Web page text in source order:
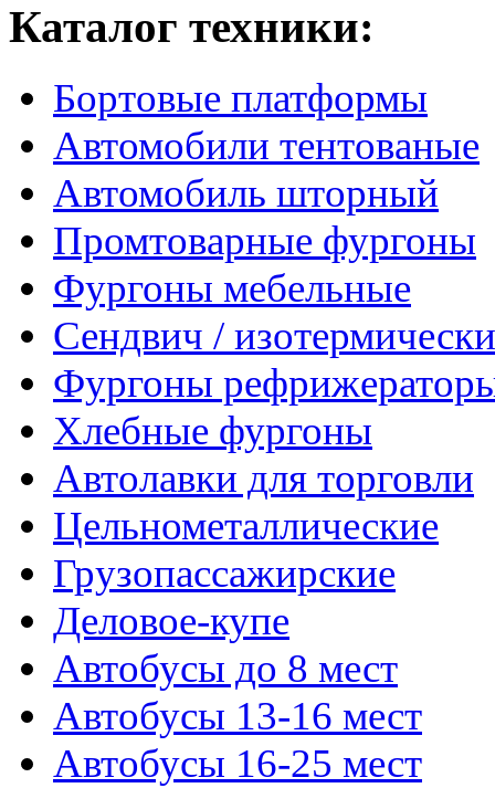
Каталог техники:
Бортовые платформы
Автомобили тентованые
Автомобиль шторный
Промтоварные фургоны
Фургоны мебельные
Сендвич /
Фургоны
Хлебные фургоны
Автолавки для торговли
Цельнометаллические
Грузопассажирские
Деловое-купе
Автобусы до 8 мест
Автобусы 13-16 мест
Автобусы 16-25 мест